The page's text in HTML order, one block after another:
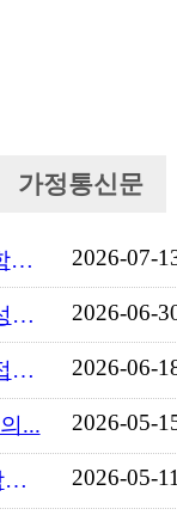
가정통신문
2026-07-
2026-06-
2026-06-
... 2026-05-
2026-05-